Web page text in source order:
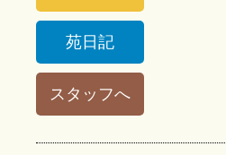
苑日記
スタッフへ